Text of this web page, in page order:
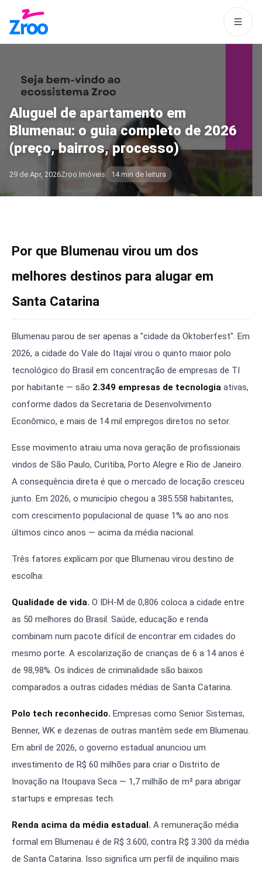
Aluguel de apartamento em
Blumenau: o guia completo de 2026
(preço, bairros, processo)
29 de Apr, 2026Zroo Imóveis 14 min de leitura
Por que Blumenau virou um dos
melhores destinos para alugar em
Santa Catarina
Blumenau parou de ser apenas a "cidade da Oktoberfest". Em
2026, a cidade do Vale do Itajaí virou o quinto maior polo
tecnológico do Brasil em concentração de empresas de TI
por habitante — são 2.349 empresas de tecnologia ativas,
conforme dados da Secretaria de Desenvolvimento
Econômico, e mais de 14 mil empregos diretos no setor.
Esse movimento atraiu uma nova geração de profissionais
vindos de São Paulo, Curitiba, Porto Alegre e Rio de Janeiro.
A consequência direta é que o mercado de locação cresceu
junto. Em 2026, o município chegou a 385.558 habitantes,
com crescimento populacional de quase 1% ao ano nos
últimos cinco anos — acima da média nacional.
Três fatores explicam por que Blumenau virou destino de
escolha:
Qualidade de vida. O IDH-M de 0,806 coloca a cidade entre
as 50 melhores do Brasil. Saúde, educação e renda
combinam num pacote difícil de encontrar em cidades do
mesmo porte. A escolarização de crianças de 6 a 14 anos é
de 98,98%. Os índices de criminalidade são baixos
comparados a outras cidades médias de Santa Catarina.
Polo tech reconhecido. Empresas como Senior Sistemas,
Benner, WK e dezenas de outras mantêm sede em Blumenau.
Em abril de 2026, o governo estadual anunciou um
investimento de R$ 60 milhões para criar o Distrito de
Inovação na Itoupava Seca — 1,7 milhão de m² para abrigar
startups e empresas tech.
Renda acima da média estadual. A remuneração média
formal em Blumenau é de R$ 3.600, contra R$ 3.300 da média
de Santa Catarina. Isso significa um perfil de inquilino mais